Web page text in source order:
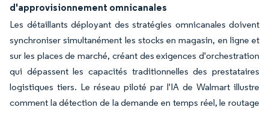
d'approvisionnement omnicanales
Les détaillants déployant des stratégies omnicanales doivent
synchroniser simultanément les stocks en magasin, en ligne et
sur les places de marché, créant des exigences d'orchestration
qui dépassent les capacités traditionnelles des prestataires
logistiques tiers. Le réseau piloté par l'IA de Walmart illustre
comment la détection de la demande en temps réel, le routage